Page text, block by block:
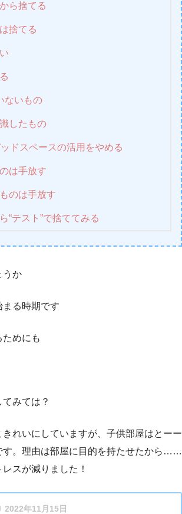
ら捨てる
捨てる
ないもの
したもの
ドスペースの活用をやめる
は手放す
のは手放す
“テスト”で捨ててみる
うか
まる時期です
めにも
みては？
きれいにしていますが、子供部屋はとーー
す。理由は部屋に目的を持たせたから……
スが減りました！
2022年11月15日